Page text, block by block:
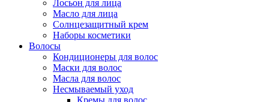
Лосьон для лица
Масло для лица
Солнцезащитный крем
Наборы косметики
Волосы
Кондиционеры для волос
Маски для волос
Масла для волос
Несмываемый уход
Кремы для волос